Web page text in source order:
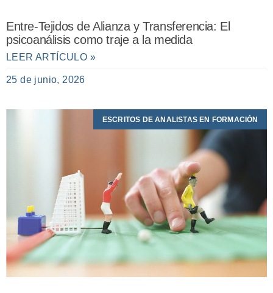
Entre-Tejidos de Alianza y Transferencia: El
psicoanálisis como traje a la medida
LEER ARTÍCULO »
25 de junio, 2026
ESCRITOS DE ANALISTAS EN FORMACIÓN